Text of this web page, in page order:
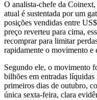
O analista-chefe da
atual é sustentada por um
posições vendidas entre
preço reverteu para cima,
recomprar para limitar
rapidamente o movimento
Segundo ele, o movimento
bilhões em entradas
primeiros dias de outubro,
única sexta-feira, clara